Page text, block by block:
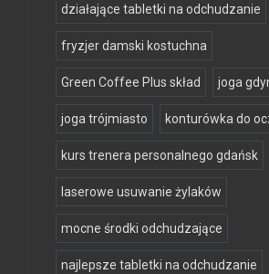
działające tabletki na odchudzanie
fryzjer damski kostuchna
Green Coffee Plus skład joga
joga trójmiasto konturówka do
kurs trenera personalnego gdańsk
laserowe usuwanie żylaków
mocne środki odchudzające
najlepsze tabletki na odchudzanie